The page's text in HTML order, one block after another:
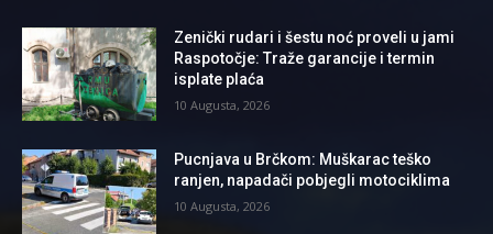
Zenički rudari i šestu noć proveli u jami
Raspotočje: Traže garancije i termin
isplate plaća
10 Augusta, 2026
Pucnjava u Brčkom: Muškarac teško
ranjen, napadači pobjegli motociklima
10 Augusta, 2026